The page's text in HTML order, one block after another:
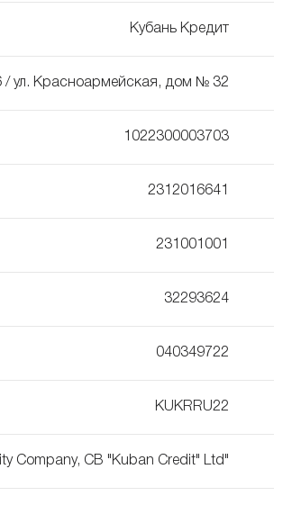
Кубань Кредит
ул. Красноармейская, дом № 32
1022300003703
2312016641
231001001
32293624
040349722
KUKRRU22
Company, CB "Kuban Credit" Ltd"